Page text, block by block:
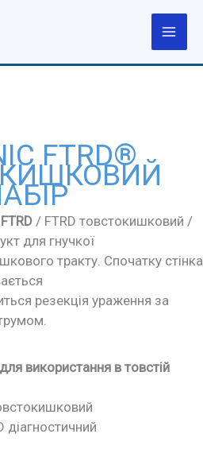
FTRD®
/ FTRD товстокишковий /
для гнучкої
тракту. Спочатку стінка
резекція ураження за
використання в товстій
діагностичний